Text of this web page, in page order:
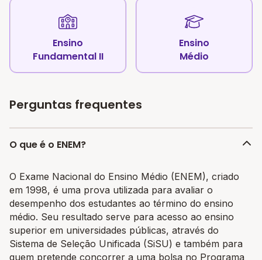
Ensino
Fundamental II
Ensino
Médio
Perguntas frequentes
O que é o ENEM?
O Exame Nacional do Ensino Médio (ENEM), criado
em 1998, é uma prova utilizada para avaliar o
desempenho dos estudantes ao término do ensino
médio. Seu resultado serve para acesso ao ensino
superior em universidades públicas, através do
Sistema de Seleção Unificada (SiSU) e também para
quem pretende concorrer a uma bolsa no Programa